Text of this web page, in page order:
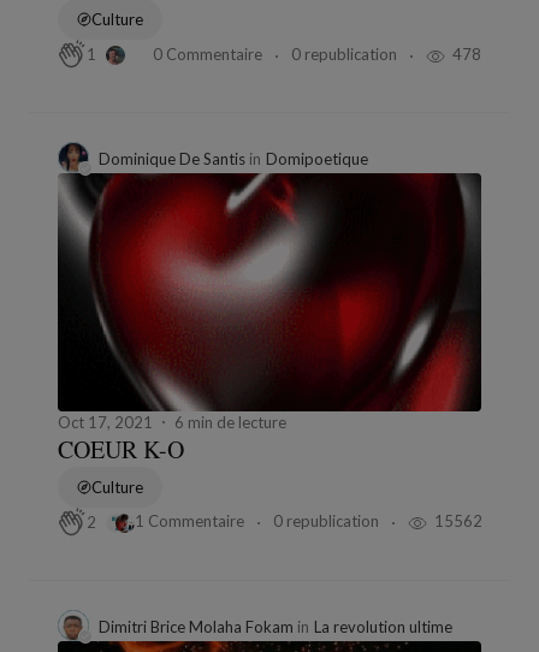
Culture
1
0 Commentaire 0 republication 478
Dominique De Santis in Domipoetique
Oct 17, 2021 6 min de lecture
COEUR K-O
Culture
2
1 Commentaire 0 republication 15562
Dimitri Brice Molaha Fokam in La revolution ultime